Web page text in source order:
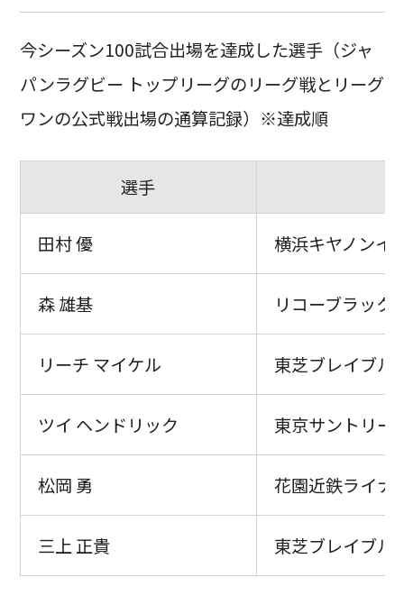
今シーズン100試合出場を達成した選手（ジャ
パンラグビー トップリーグのリーグ戦とリーグ
ワンの公式戦出場の通算記録）※達成順
選手
田村 優 横浜キヤノンイ
森 雄基 リコーブラック
リーチ マイケル 東芝ブレイブル
ツイ ヘンドリック 東京サントリー
松岡 勇 花園近鉄ライナ
三上 正貴 東芝ブレイブル